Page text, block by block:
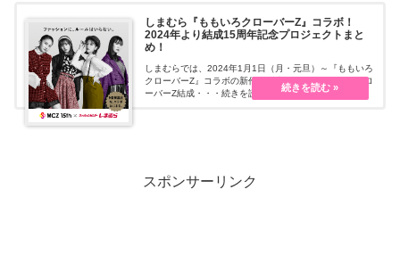
しまむら『ももいろクローバーZ』コラボ！
2024年より結成15周年記念プロジェクトまと
め！
しまむらでは、2024年1月1日（月・元旦）～『ももいろ
クローバーZ』コラボの新作を販売します。ももいろクロ
ーバーZ結成・・・続きを読む
スポンサーリンク